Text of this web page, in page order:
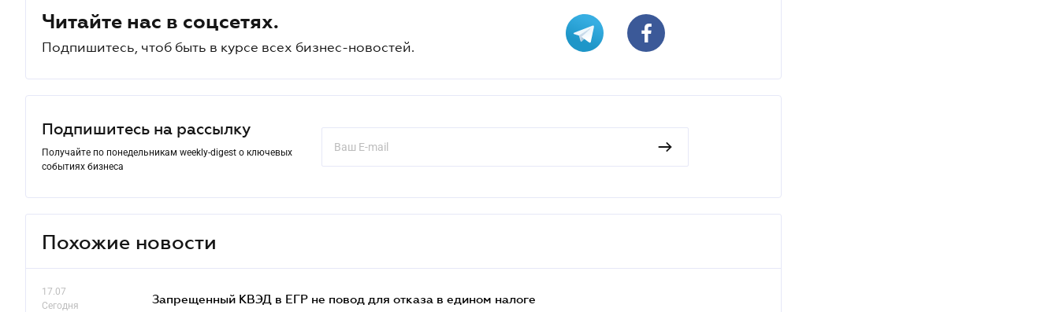
Читайте нас в соцсетях.
Подпишитесь, чтоб быть в курсе всех бизнес-новостей.
Подпишитесь на рассылку
Получайте по понедельникам weekly-digest о ключевых
событиях бизнеса
Похожие новости
17.07
Сегодня
Запрещенный КВЭД в ЕГР не повод для отказа в едином налоге